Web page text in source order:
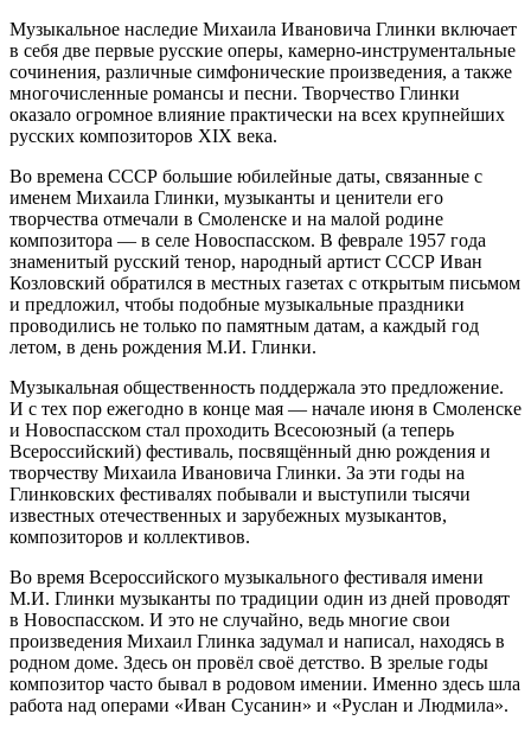
Музыкальное наследие Михаила Ивановича Глинки включает
в себя две первые русские оперы, камерно-инструментальные
сочинения, различные симфонические произведения, а также
многочисленные романсы и песни. Творчество Глинки
оказало огромное влияние практически на всех крупнейших
русских композиторов XIX века.
Во времена СССР большие юбилейные даты, связанные с
именем Михаила Глинки, музыканты и ценители его
творчества отмечали в Смоленске и на малой родине
композитора — в селе Новоспасском. В феврале 1957 года
знаменитый русский тенор, народный артист СССР Иван
Козловский обратился в местных газетах с открытым письмом
и предложил, чтобы подобные музыкальные праздники
проводились не только по памятным датам, а каждый год
летом, в день рождения М.И. Глинки.
Музыкальная общественность поддержала это предложение.
И с тех пор ежегодно в конце мая — начале июня в Смоленске
и Новоспасском стал проходить Всесоюзный (а теперь
Всероссийский) фестиваль, посвящённый дню рождения и
творчеству Михаила Ивановича Глинки. За эти годы на
Глинковских фестивалях побывали и выступили тысячи
известных отечественных и зарубежных музыкантов,
композиторов и коллективов.
Во время Всероссийского музыкального фестиваля имени
М.И. Глинки музыканты по традиции один из дней проводят
в Новоспасском. И это не случайно, ведь многие свои
произведения Михаил Глинка задумал и написал, находясь в
родном доме. Здесь он провёл своё детство. В зрелые годы
композитор часто бывал в родовом имении. Именно здесь шла
работа над операми «Иван Сусанин» и «Руслан и Людмила».